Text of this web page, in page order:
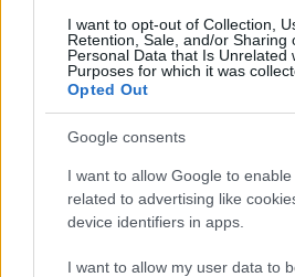
I want to opt-out of Collection,
Retention, Sale, and/or Sharing
Personal Data that Is Unrelated
Purposes for which it was
Opted Out
Google consents
I want to allow Google to
related to advertising like
device identifiers in apps.
I want to allow my user data to